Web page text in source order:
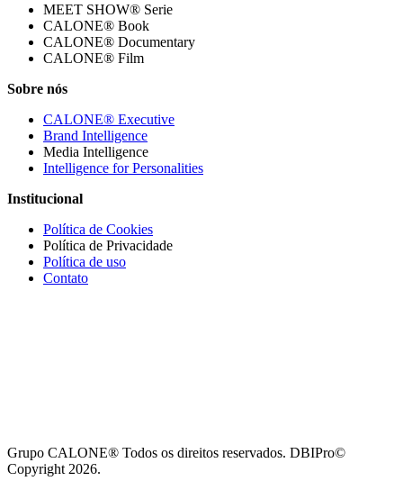
MEET SHOW® Serie
CALONE® Book
CALONE® Documentary
CALONE® Film
Sobre nós
CALONE® Executive
Brand Intelligence
Media Intelligence
Intelligence for Personalities
Institucional
Política de Cookies
Política de Privacidade
Política de uso
Contato
Grupo CALONE® Todos os direitos reservados. DBIPro©
Copyright 2026.